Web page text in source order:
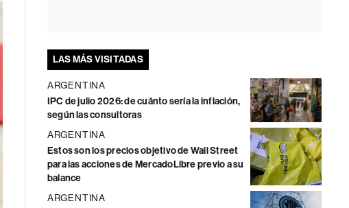
LAS MÁS VISITADAS
ARGENTINA
IPC de julio 2026: de cuánto sería la inflación,
según las consultoras
ARGENTINA
Estos son los precios objetivo de Wall Street
para las acciones de MercadoLibre previo a su
balance
ARGENTINA